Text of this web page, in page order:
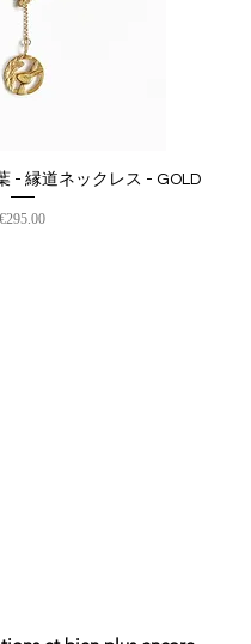
クビュー
- 縁道ネックレス - GOLD
価格
€295.00